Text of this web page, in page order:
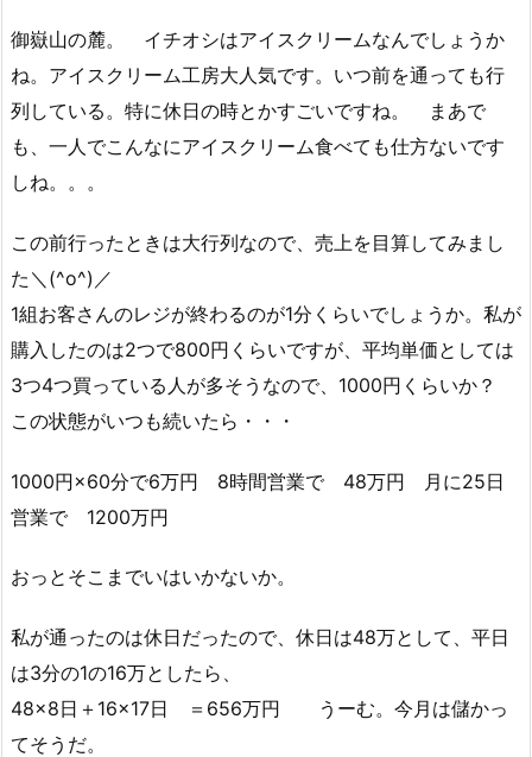
御嶽山の麓。 イチオシはアイスクリームなんでしょうか
ね。アイスクリーム工房大人気です。いつ前を通っても行
列している。特に休日の時とかすごいですね。 まあで
も、一人でこんなにアイスクリーム食べても仕方ないです
しね。。。
この前行ったときは大行列なので、売上を目算してみまし
た＼(^o^)／
1組お客さんのレジが終わるのが1分くらいでしょうか。私が
購入したのは2つで800円くらいですが、平均単価としては
3つ4つ買っている人が多そうなので、1000円くらいか？
この状態がいつも続いたら・・・
1000円×60分で6万円 8時間営業で 48万円 月に25日
営業で 1200万円
おっとそこまでいはいかないか。
私が通ったのは休日だったので、休日は48万として、平日
は3分の1の16万としたら、
48×8日＋16×17日 ＝656万円 うーむ。今月は儲かっ
てそうだ。